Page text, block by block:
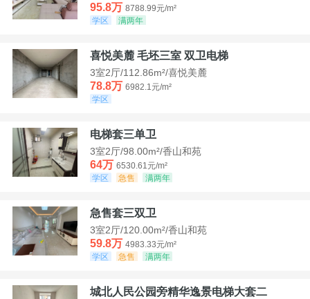
95.8万 8788.99元/m²
学区
满两年
喜悦美麓 毛坯三室 双卫电梯
3室2厅/112.86m²/喜悦美麓
78.8万 6982.1元/m²
学区
电梯套三单卫
3室2厅/98.00m²/香山和苑
64万 6530.61元/m²
学区
急售 满两年
急售套三双卫
3室2厅/120.00m²/香山和苑
59.8万 4983.33元/m²
学区
急售 满两年
城北人民公园旁精华逸景电梯大套二